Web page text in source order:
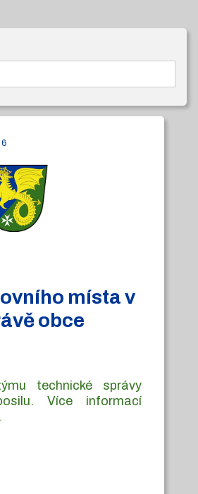
místa v
obce
technické správy
Více informací